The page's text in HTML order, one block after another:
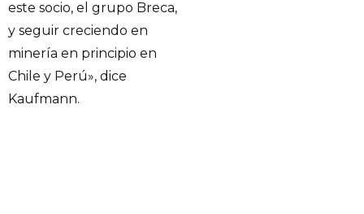
este socio, el grupo Breca,
y seguir creciendo en
minería en principio en
Chile y Perú», dice
Kaufmann.